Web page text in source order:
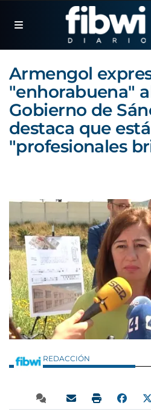
Armengol
"enhorabuena"
Gobierno de
destaca que
"profesionales
REDACCIÓN